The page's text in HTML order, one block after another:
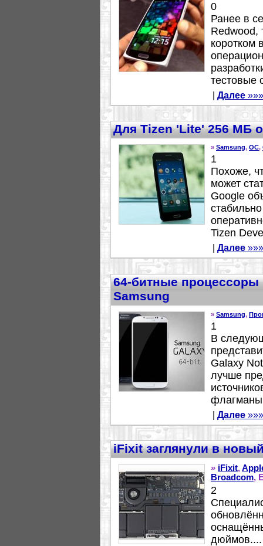
0
Ранее в
Redwood,
коротком
тестовые
Далее »»»
Для Tizen 'Lite' 256 МБ
» Samsung, ОС,
1
Похоже,
может
Google
Tizen
Далее »»»
64-битные процессоры
Samsung
» Samsung,
1
В
Galaxy
лучше
флагманы
Далее »»»
iFixit заглянули в
» iFixit,
Broadcom,
2
дюймов....